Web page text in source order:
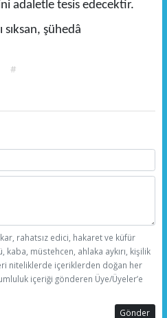
adaletle tesis edecektir.
sıksan, şühedâ
#
rahatsız edici, hakaret ve küfür
kaba, müstehcen, ahlaka aykırı, kişilik
niteliklerde içeriklerden doğan her
içeriği gönderen Üye/Üyeler’e
Gönder